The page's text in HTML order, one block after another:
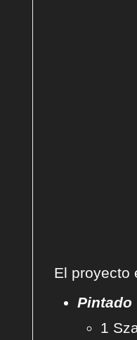
El proyecto
Pintado
1